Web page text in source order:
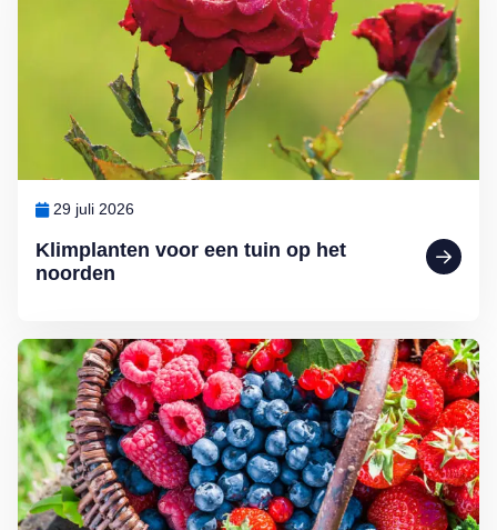
Klimplanten voor een tuin op het
noorden
29 juli 2026
Lees meer over Klein maar fijn: kleinfruit kweken in de (moes)tuin